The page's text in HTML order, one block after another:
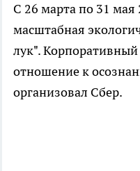
С 26 марта по 31 мая
масштабная
лук".
отношение к
организовал Сбер.